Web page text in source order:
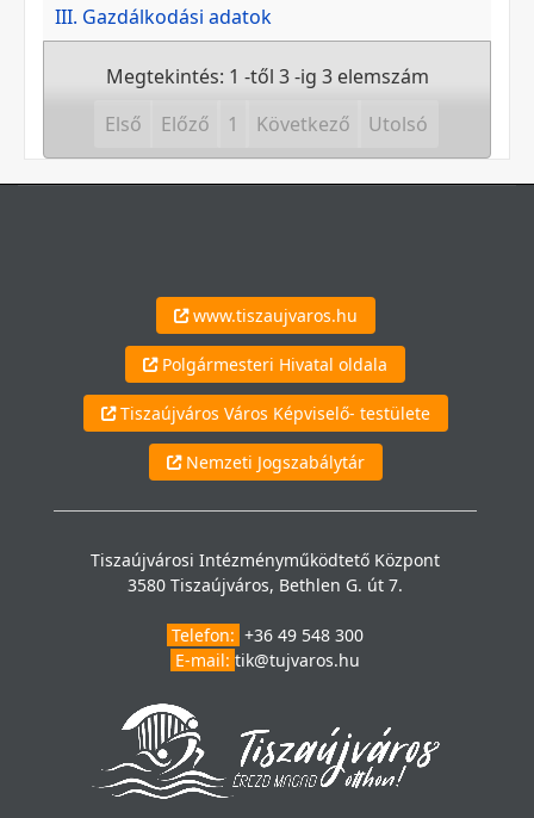
III. Gazdálkodási adatok
Megtekintés: 1 -től 3 -ig 3 elemszám
Első
Előző 1 Következő Utolsó
www.tiszaujvaros.hu
Polgármesteri Hivatal oldala
Tiszaújváros Város Képviselő- testülete
Nemzeti Jogszabálytár
Tiszaújvárosi Intézményműködtető Központ
3580 Tiszaújváros, Bethlen G. út 7.
Telefon: +36 49 548 300
E-mail: tik@tujvaros.hu